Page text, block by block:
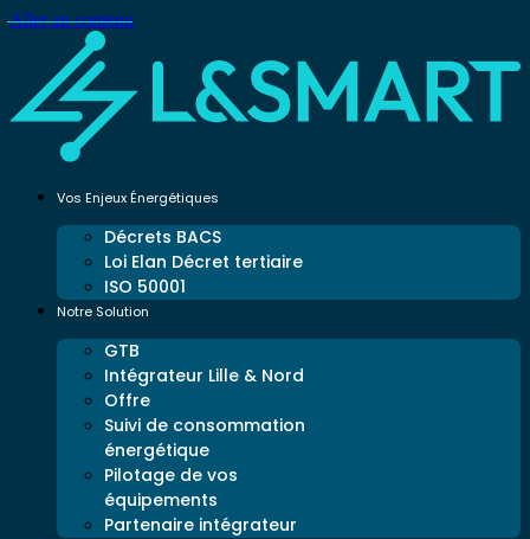
Aller au contenu
Vos Enjeux Énergétiques
Décrets BACS
Loi Elan Décret tertiaire
ISO 50001
Notre Solution
GTB
Intégrateur Lille & Nord
Offre
Suivi de consommation
énergétique
Pilotage de vos
équipements
Partenaire intégrateur